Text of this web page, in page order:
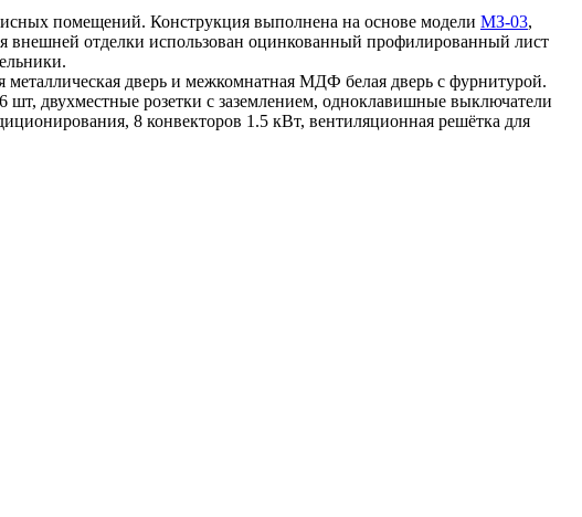
помещений. Конструкция выполнена на основе модели МЗ-03,
отделки использован оцинкованный профилированный лист
дверь и межкомнатная МДФ белая дверь с фурнитурой.
двухместные розетки с заземлением, одноклавишные выключатели
8 конвекторов 1.5 кВт, вентиляционная решётка для